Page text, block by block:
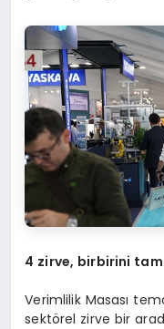
4 zirve, birbirini
Verimlilik Masası
sektörel zirve bir